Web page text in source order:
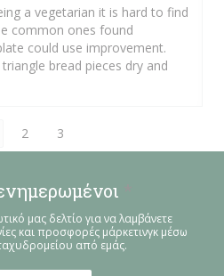
a vegetarian it is hard to find
common ones found
could use improvement.
bread pieces dry and
2 3
μας δελτίο για να λαμβάνετε
και προσφορές μάρκετινγκ μέσω
από εμάς.